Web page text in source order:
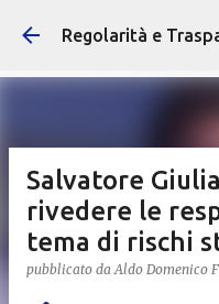
Passa ai
Salvatore
rivedere le
tema di rischi
pubblicato daAldo Domenico